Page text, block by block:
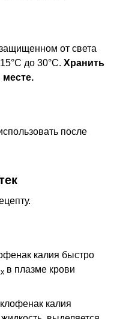
от света
до 30°С. Хранить
месте.
после
калия быстро
в плазме крови
калия